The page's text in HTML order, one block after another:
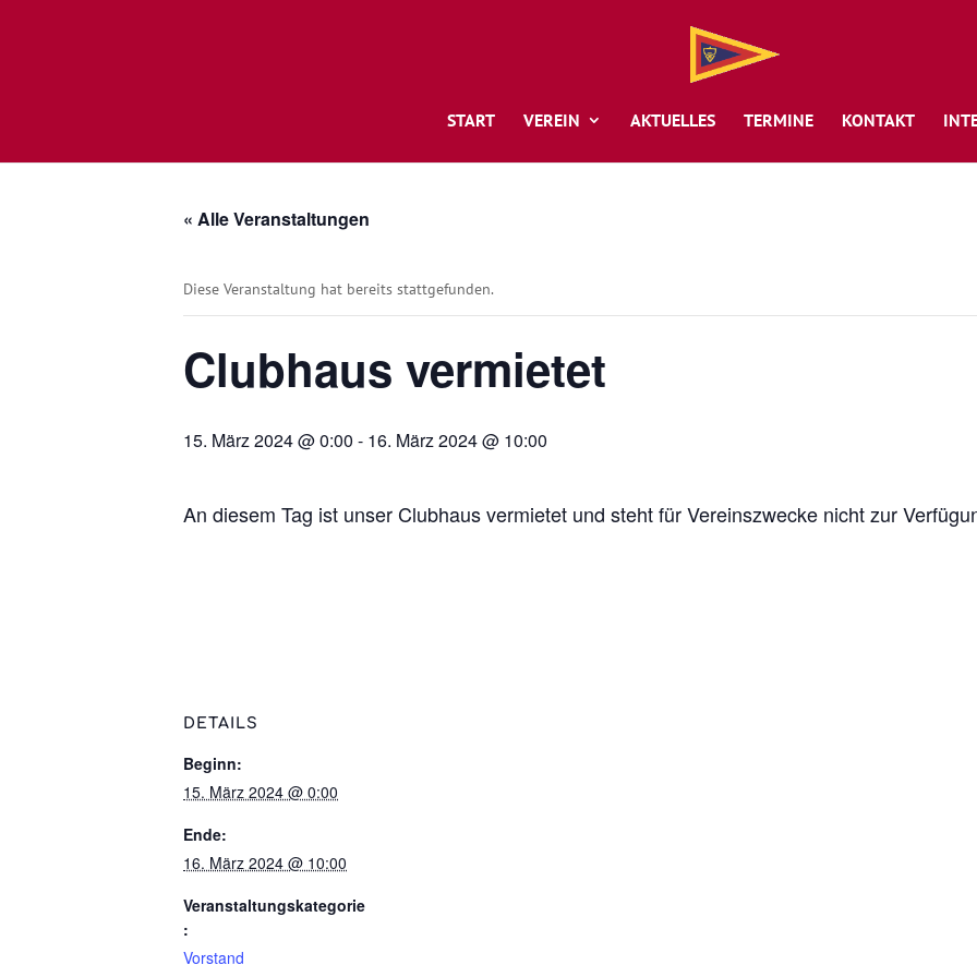
START VEREIN AKTUELLES TERMINE KONTAKT
« Alle Veranstaltungen
Diese Veranstaltung hat bereits stattgefunden.
Clubhaus vermietet
15. März 2024 @ 0:00 - 16. März 2024 @ 10:00
An diesem Tag ist unser Clubhaus vermietet und steht für Vereinszwecke nicht zur
DETAILS
Beginn:
15. März 2024 @ 0:00
Ende:
16. März 2024 @ 10:00
Veranstaltungskategorie
:
Vorstand